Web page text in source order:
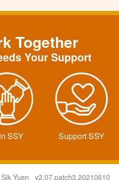
Together
Your Support
SSY Support SSY
Yuen v2.07.patch3.20210610